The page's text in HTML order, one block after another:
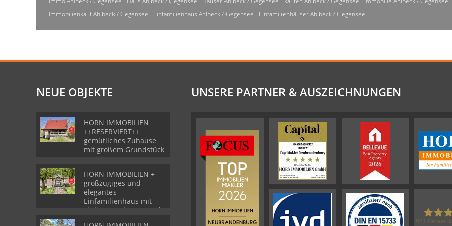
Immobilienkauf Ahlbeck / Gegensee
Einfamilienhaus Ahlbeck / Gegensee Einfamilienhäuser Ahlbeck / Gegensee
NEUE OBJEKTE
HORN IMMOBILIEN
++RESERVIERT++
gemütliches Zuhause
mit großem Grundstück
HORN IMMOBILIEN +
großzügiges und
elegantes
Einfamilienhaus mit
Einliegerwohnung und
UNSERE PARTNER & AUSZEICHNUNGEN
941